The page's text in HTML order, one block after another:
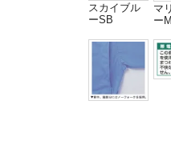
スカイブル
ーSB
マ
ー